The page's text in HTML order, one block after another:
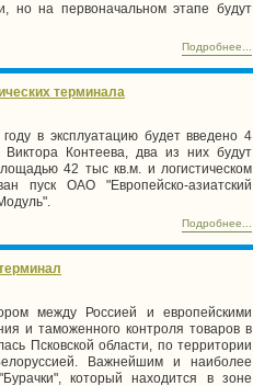
но на первоначальном этапе будут
Подробнее...
терминала
в эксплуатацию будет введено 4
Контеева, два из них будут
42 тыс кв.м. и логистическом
пуск ОАО "Европейско-азиатский
Подробнее...
между Россией и европейскими
и таможенного контроля товаров в
Псковской области, по территории
Важнейшим и наиболее
который находится в зоне